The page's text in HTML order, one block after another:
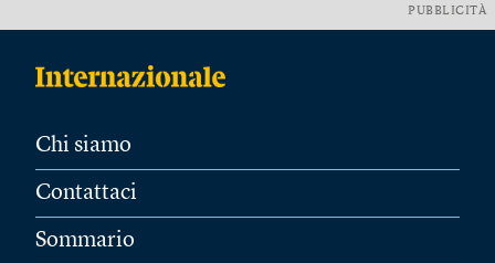
PUBBLICITÀ
Chi siamo
Contattaci
Sommario